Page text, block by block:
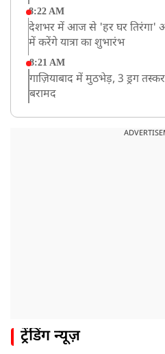
8:22 AM
देशभर में आज से 'हर घर तिरंगा'
में करेंगे यात्रा का शुभारंभ
8:21 AM
गाज़ियाबाद में मुठभेड़, 3 ड्रग
बरामद
ट्रेंडिंग न्यूज़